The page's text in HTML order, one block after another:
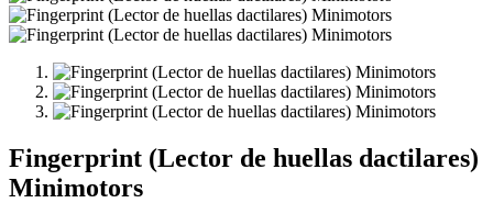
Fingerprint (Lector de huellas dactilares)
Minimotors